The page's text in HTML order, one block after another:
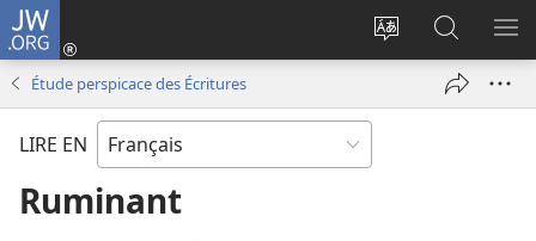
JW.ORG
Changer
langue
Se
connecter
nouvelle
sur
JW.ORG
Étude perspicace des Écritures
LIRE EN
Ruminant